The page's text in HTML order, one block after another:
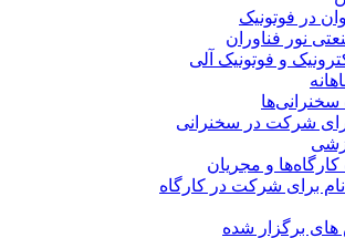
در فوتونیک
نور فناوران
و فوتونیک آلی
شرکت در سخنرانی
و مجریان
برای شرکت در کارگاه
برگزار شده